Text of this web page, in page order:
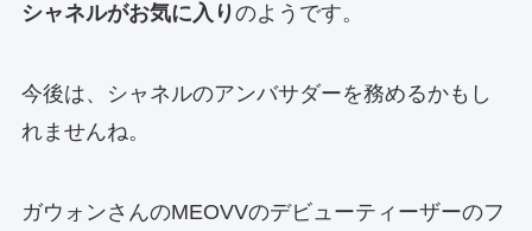
シャネルがお気に入りのようです。
今後は、シャネルのアンバサダーを務めるかもし
れませんね。
ガウォンさんのMEOVVのデビューティーザーのフ